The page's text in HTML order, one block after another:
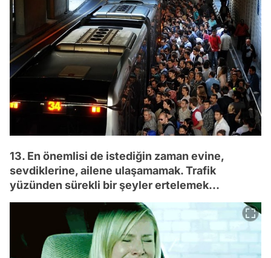
13. En önemlisi de istediğin zaman evine,
sevdiklerine, ailene ulaşamamak. Trafik
yüzünden sürekli bir şeyler ertelemek...